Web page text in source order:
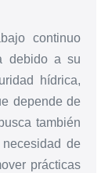
continuo
debido a su
hídrica,
depende de
también
de
prácticas